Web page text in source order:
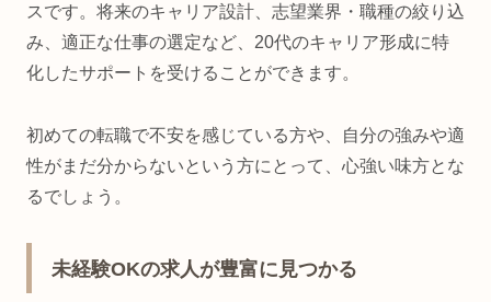
スです。将来のキャリア設計、志望業界・職種の絞り込
み、適正な仕事の選定など、20代のキャリア形成に特
化したサポートを受けることができます。
初めての転職で不安を感じている方や、自分の強みや適
性がまだ分からないという方にとって、心強い味方とな
るでしょう。
未経験OKの求人が豊富に見つかる